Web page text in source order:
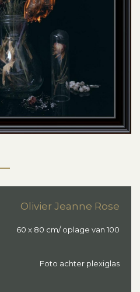
Olivier Jeanne Rose
60 x 80 cm/ oplage van 100
Foto achter plexiglas